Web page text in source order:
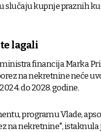
slučaju kupnje praznih
lagali
financija Marka
na nekretnine neće
do 2028. godine.
programu Vlade,
na nekretnine", istaknula